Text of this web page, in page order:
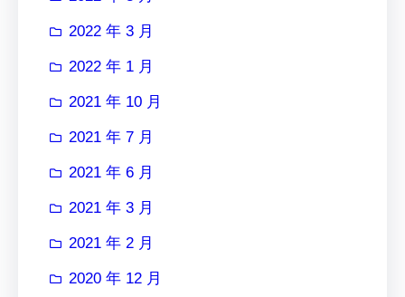
2022 年 3 月
2022 年 1 月
2021 年 10 月
2021 年 7 月
2021 年 6 月
2021 年 3 月
2021 年 2 月
2020 年 12 月